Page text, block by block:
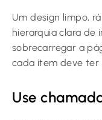
Um design limpo,
hierarquia clara de
sobrecarregar a
cada item deve ter
Use